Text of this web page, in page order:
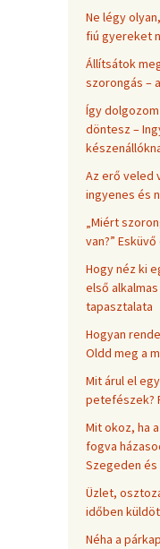
Ne légy
fiú gyereket
Állítsátok
szorongás –
Így
döntesz –
Az erő veled
ingyenes és
„Miért
van?”
Hogy néz ki
első
tapasztalata
Hogyan
Oldd meg a
Mit árul el
petefészek?
Mit okoz, ha
fogva
Szegeden
Üzlet,
időben
Néha a